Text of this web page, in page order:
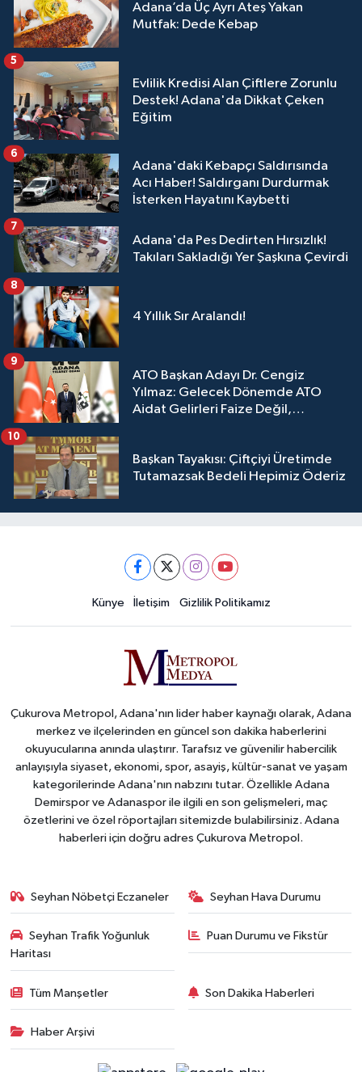
Adana’da Üç Ayrı Ateş Yakan
Mutfak: Dede Kebap
Evlilik Kredisi Alan Çiftlere Zorunlu
Destek! Adana'da Dikkat Çeken
Eğitim
5
Adana'daki Kebapçı Saldırısında
Acı Haber! Saldırganı Durdurmak
İsterken Hayatını Kaybetti
6
Adana'da Pes Dedirten Hırsızlık!
Takıları Sakladığı Yer Şaşkına Çevirdi
7
4 Yıllık Sır Aralandı!
8
ATO Başkan Adayı Dr. Cengiz
Yılmaz: Gelecek Dönemde ATO
Aidat Gelirleri Faize Değil,
9
Başkan Tayakısı: Çiftçiyi Üretimde
Tutamazsak Bedeli Hepimiz Öderiz
10
Künye İletişim Gizlilik Politikamız
Çukurova Metropol, Adana'nın lider haber kaynağı olarak, Adana
merkez ve ilçelerinden en güncel son dakika haberlerini
okuyucularına anında ulaştırır. Tarafsız ve güvenilir habercilik
anlayışıyla siyaset, ekonomi, spor, asayiş, kültür-sanat ve yaşam
kategorilerinde Adana'nın nabzını tutar. Özellikle Adana
Demirspor ve Adanaspor ile ilgili en son gelişmeleri, maç
özetlerini ve özel röportajları sitemizde bulabilirsiniz. Adana
haberleri için doğru adres Çukurova Metropol.
Seyhan Nöbetçi Eczaneler Seyhan Hava Durumu
Seyhan Trafik Yoğunluk
Haritası
Puan Durumu ve Fikstür
Tüm Manşetler Son Dakika Haberleri
Haber Arşivi